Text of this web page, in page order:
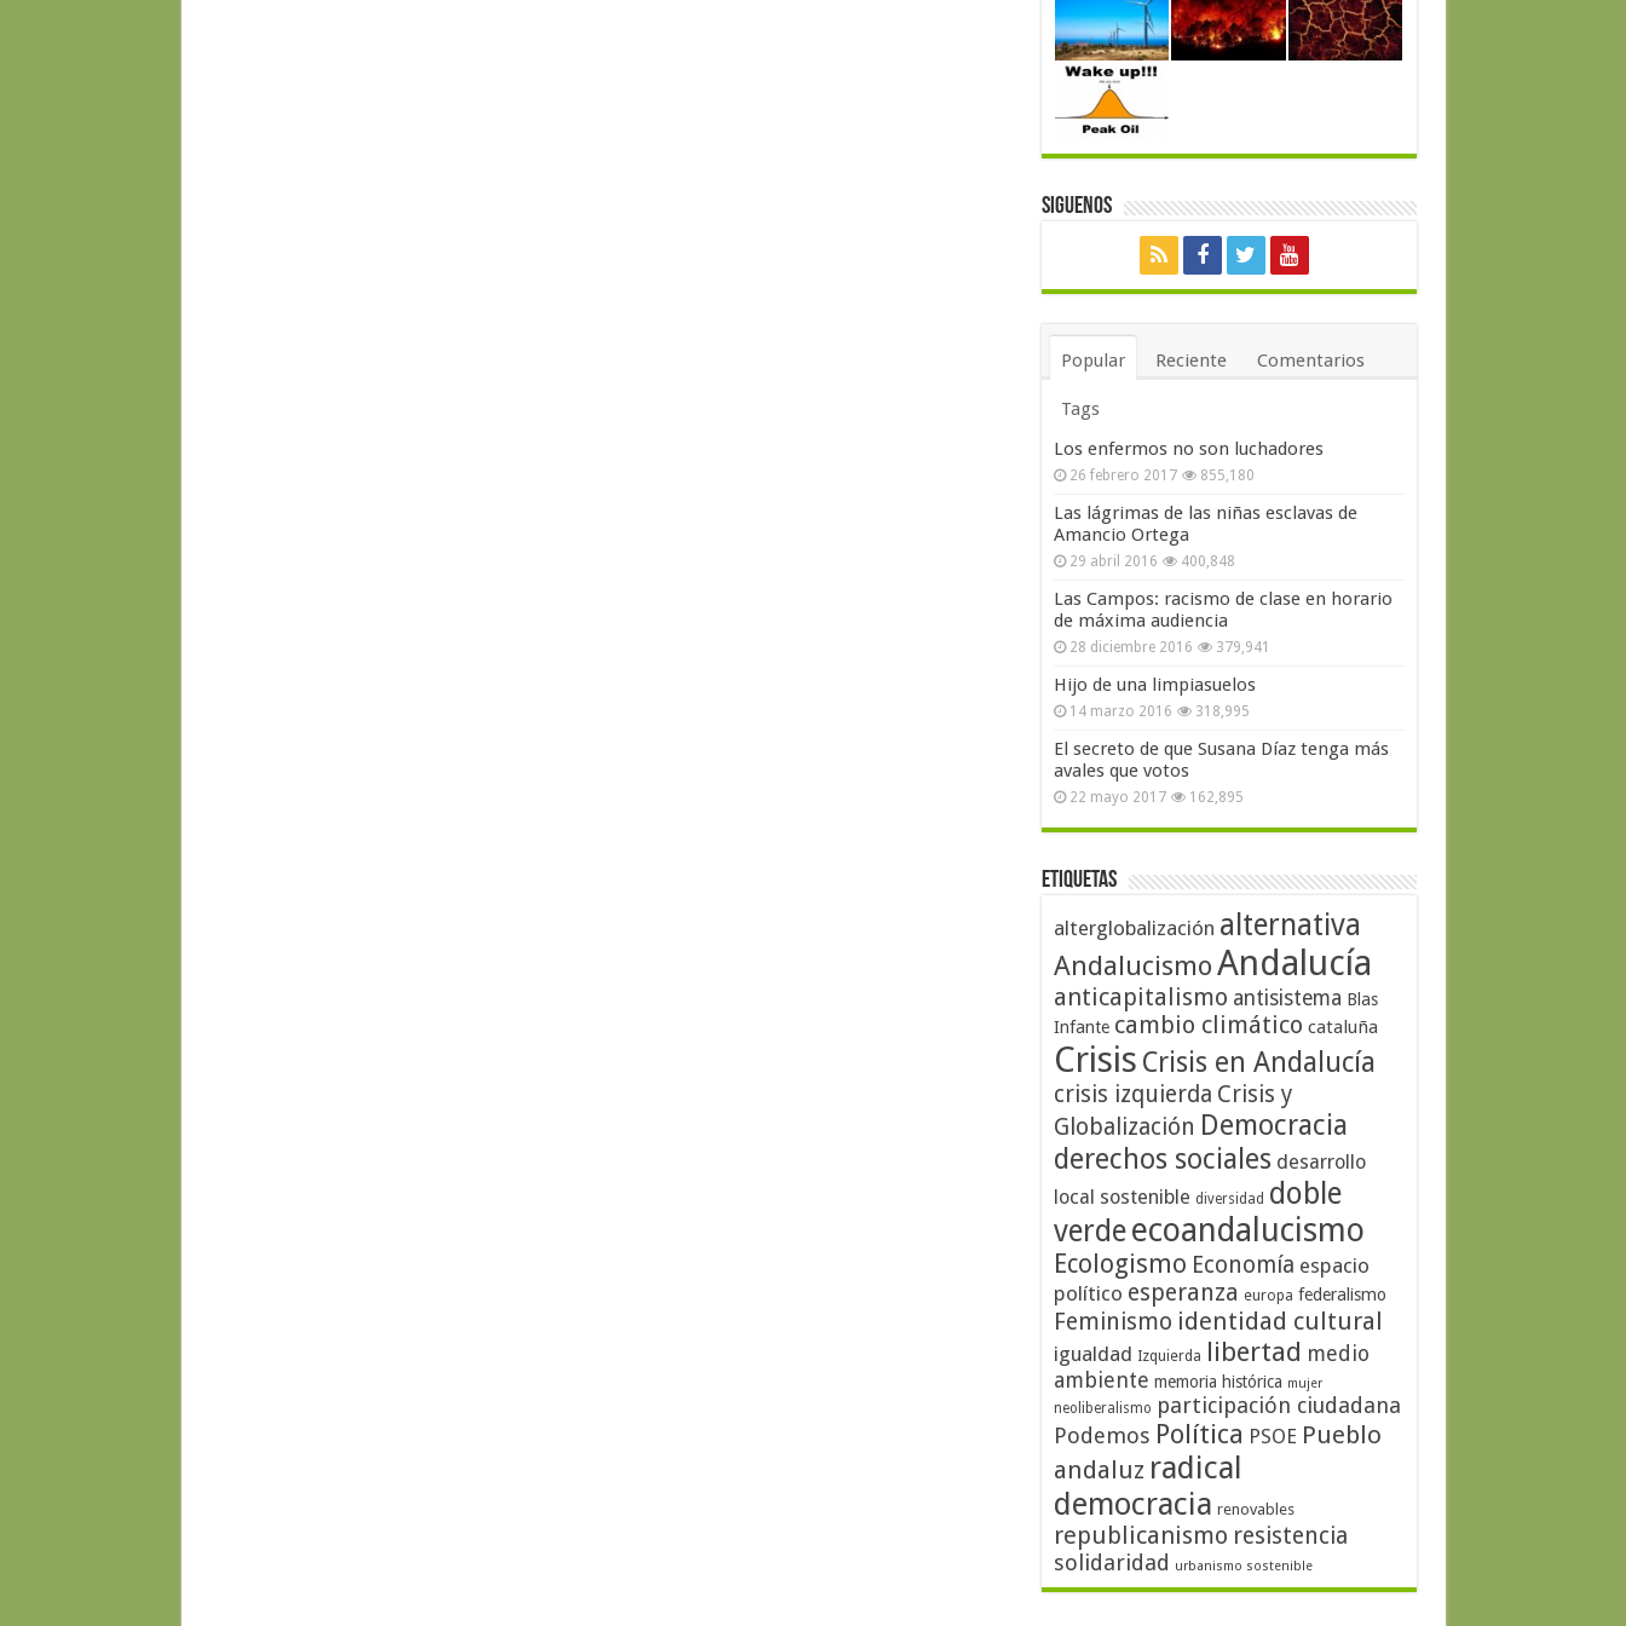
Siguenos
Popular Reciente Comentarios
Tags
Los enfermos no son luchadores
26 febrero 2017 855,180
Las lágrimas de las niñas esclavas de
Amancio Ortega
29 abril 2016 400,848
Las Campos: racismo de clase en horario
de máxima audiencia
28 diciembre 2016 379,941
Hijo de una limpiasuelos
14 marzo 2016 318,995
El secreto de que Susana Díaz tenga más
avales que votos
22 mayo 2017 162,895
Etiquetas
alterglobalización alternativa
AndalucismoAndalucía
anticapitalismo antisistema Blas
Infante cambio climático cataluña
Crisis Crisis en Andalucía
crisis izquierda Crisis y
Globalización Democracia
derechos sociales desarrollo
local sostenible diversidad doble
verdeecoandalucismo
Ecologismo Economía espacio
político esperanza europa federalismo
Feminismo identidad cultural
igualdad Izquierda libertad medio
ambiente memoria histórica mujer
neoliberalismo participación ciudadana
Podemos Política PSOE Pueblo
andaluz radical
democracia renovables
republicanismo resistencia
solidaridad urbanismo sostenible